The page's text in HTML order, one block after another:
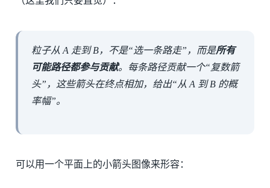
粒子从 A 走到 B，不是“选一条路走”，而是所有
可能路径都参与贡献。每条路径贡献一个“复数箭
头”，这些箭头在终点相加，给出“从 A 到 B 的概
率幅”。
可以用一个平面上的小箭头图像来形容：